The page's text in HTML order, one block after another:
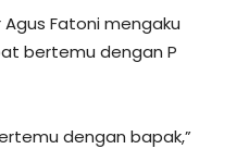
Fatoni mengaku
bertemu dengan P
dengan bapak,”